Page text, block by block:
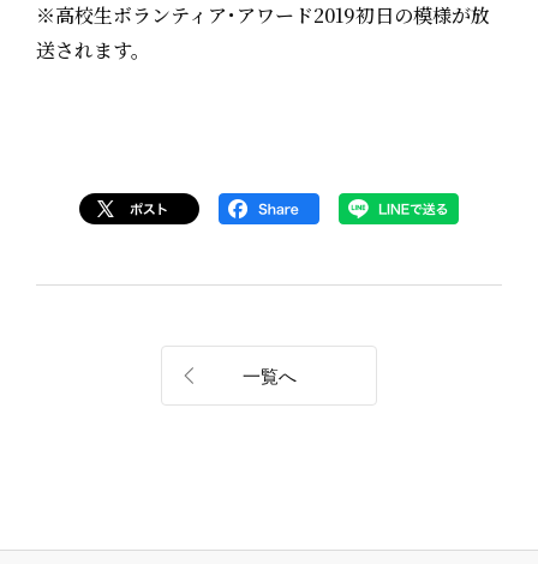
※高校生ボランティア･アワード2019初日の模様が放
送されます。
一覧へ